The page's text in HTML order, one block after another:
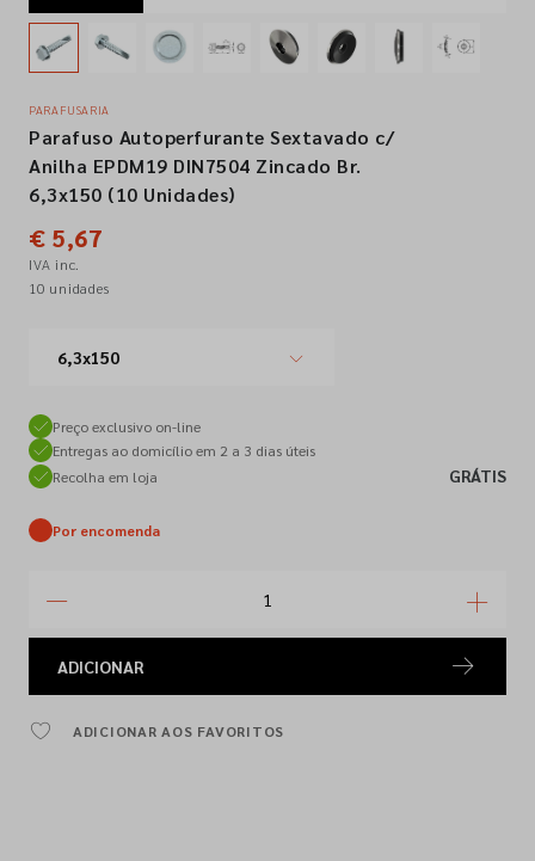
Contactos
Siga-nos nas redes sociais
PARAFUSARIA
Parafuso Autoperfurante Sextavado c/
Anilha EPDM19 DIN7504 Zincado Br.
6,3x150 (10 Unidades)
€ 5,67
IVA inc.
10 unidades
6,3x150
Preço exclusivo on-line
Entregas ao domicílio em 2 a 3 dias úteis
Recolha em loja
GRÁTIS
Por encomenda
ADICIONAR
ADICIONAR AOS FAVORITOS